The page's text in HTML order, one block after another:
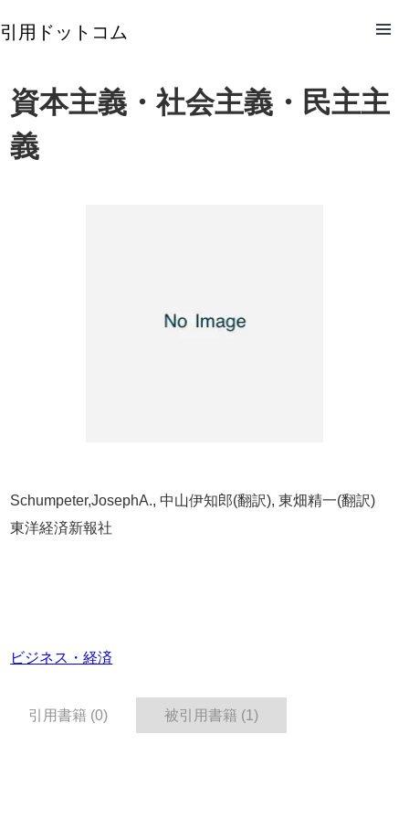
引用ドットコム
資本主義・社会主義・民主主
義
Schumpeter,JosephA., 中山伊知郎(翻訳), 東畑精一(翻訳)
東洋経済新報社
ビジネス・経済
引用書籍 (0) 被引用書籍 (1)